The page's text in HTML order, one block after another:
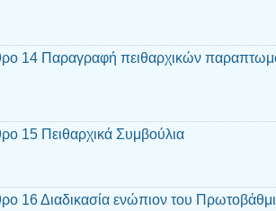
14 Παραγραφή πειθαρχικών
15 Πειθαρχικά Συμβούλια
16 Διαδικασία ενώπιον του